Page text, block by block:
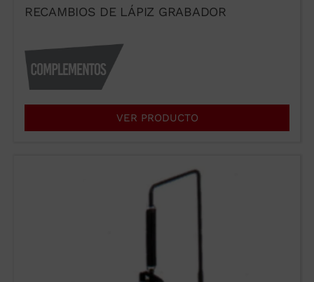
RECAMBIOS DE LÁPIZ GRABADOR
VER PRODUCTO